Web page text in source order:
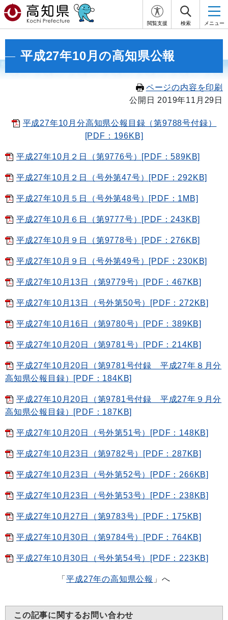
閲覧支援 検索 メニュー
平成27年10月の高知県公報
ページの内容を印刷
公開日 2019年11月29日
平成27年10月分高知県公報目録（第9788号付録）
[PDF：196KB]
平成27年10月２日（第9776号）[PDF：589KB]
平成27年10月２日（号外第47号）[PDF：292KB]
平成27年10月５日（号外第48号）[PDF：1MB]
平成27年10月６日（第9777号）[PDF：243KB]
平成27年10月９日（第9778号）[PDF：276KB]
平成27年10月９日（号外第49号）[PDF：230KB]
平成27年10月13日（第9779号）[PDF：467KB]
平成27年10月13日（号外第50号）[PDF：272KB]
平成27年10月16日（第9780号）[PDF：389KB]
平成27年10月20日（第9781号）[PDF：214KB]
平成27年10月20日（第9781号付録 平成27年８月分
高知県公報目録）[PDF：184KB]
平成27年10月20日（第9781号付録 平成27年９月分
高知県公報目録）[PDF：187KB]
平成27年10月20日（号外第51号）[PDF：148KB]
平成27年10月23日（第9782号）[PDF：287KB]
平成27年10月23日（号外第52号）[PDF：266KB]
平成27年10月23日（号外第53号）[PDF：238KB]
平成27年10月27日（第9783号）[PDF：175KB]
平成27年10月30日（第9784号）[PDF：764KB]
平成27年10月30日（号外第54号）[PDF：223KB]
「平成27年の高知県公報 」へ
この記事に関するお問い合わせ